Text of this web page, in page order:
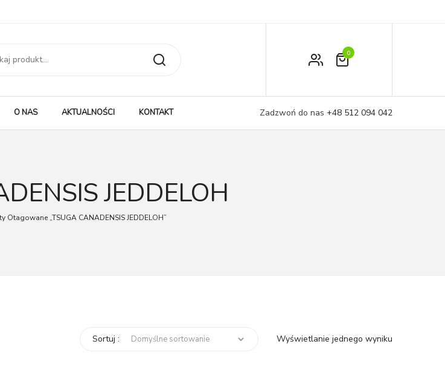
Moje konto
0
O NAS AKTUALNOŚCI KONTAKT Zadzwoń do nas +48 512 094 042
JEDDELOH
Otagowane „TSUGA CANADENSIS JEDDELOH”
Wyświetlanie jednego wyniku
Sortuj :